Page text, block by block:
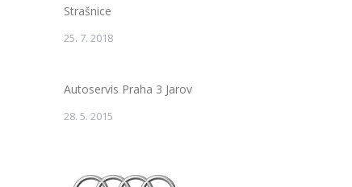
Strašnice
25. 7. 2018
Autoservis Praha 3 Jarov
28. 5. 2015